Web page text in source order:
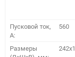
Пусковой ток,
A:
560
Размеры